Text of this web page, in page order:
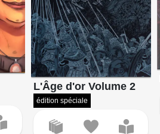
L'Âge d'or Volume 2
édition spéciale